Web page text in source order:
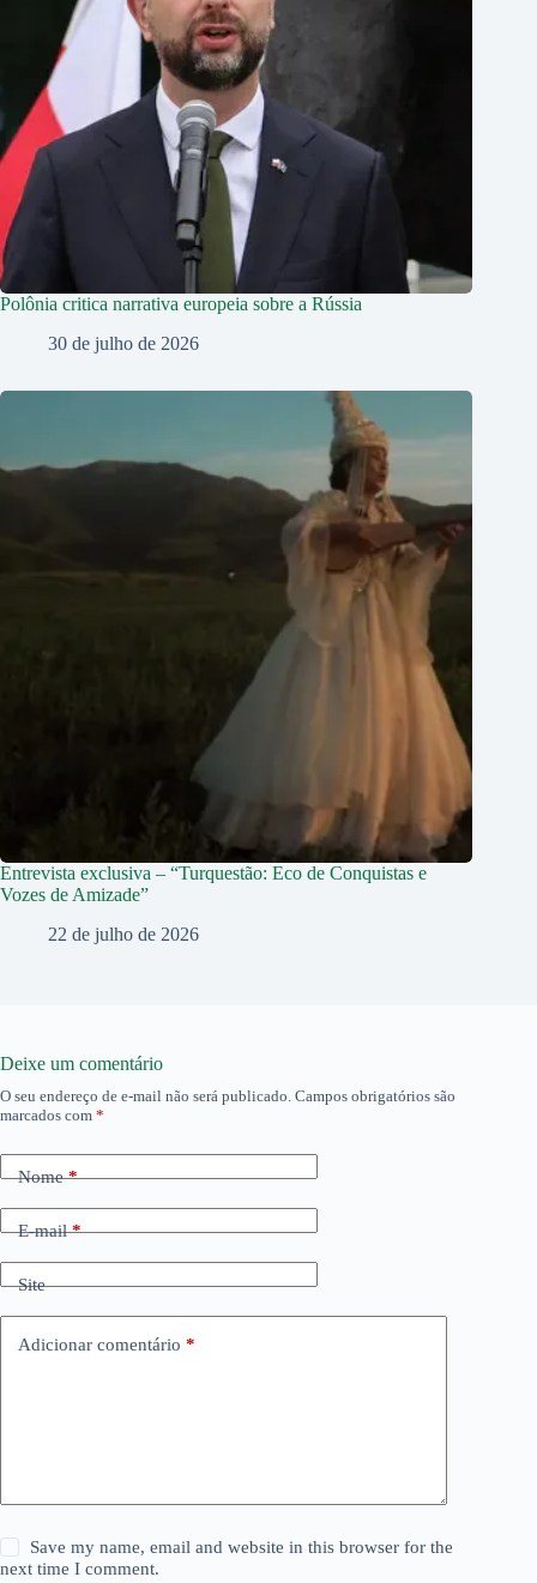
Polônia critica narrativa europeia sobre a Rússia
30 de julho de 2026
Entrevista exclusiva – “Turquestão: Eco de Conquistas e
Vozes de Amizade”
22 de julho de 2026
Deixe um comentário
O seu endereço de e-mail não será publicado. Campos obrigatórios são
marcados com *
Nome*
E-mail*
Site
Adicionar comentário *
Save my name, email and website in this browser for the
next time I comment.